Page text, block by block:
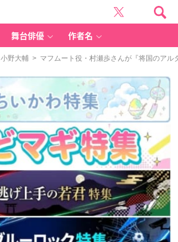
舞台俳優 作者名
小野大輔 > マフムート役・村瀬歩さんが『将国のアル